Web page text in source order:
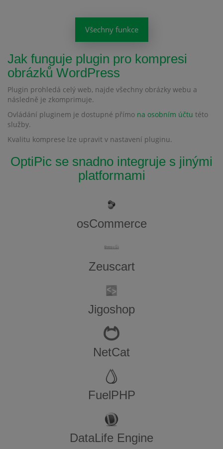
Všechny funkce
Jak funguje plugin pro kompresi
obrázků WordPress
Plugin prohledá celý web, najde všechny obrázky webu a
následně je zkomprimuje.
Ovládání pluginem je dostupné přímo na osobním účtu této
služby.
Kvalitu komprese lze upravit v nastavení pluginu.
OptiPic se snadno integruje s jinými
platformami
osCommerce
Zeuscart
Jigoshop
NetCat
FuelPHP
DataLife Engine